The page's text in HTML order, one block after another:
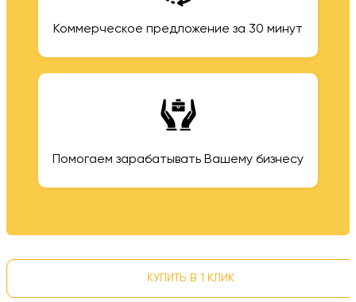
Коммерческое предложение за 30 минут
Помогаем зарабатывать Вашему бизнесу
КУПИТЬ В 1 КЛИК